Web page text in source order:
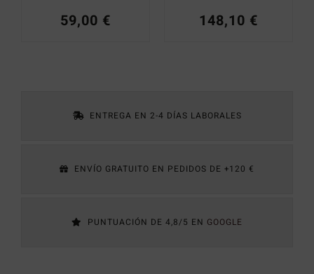
59,00 € 148,10 €
ENTREGA EN 2-4 DÍAS LABORALES
ENVÍO GRATUITO EN PEDIDOS DE +120 €
PUNTUACIÓN DE 4,8/5 EN GOOGLE